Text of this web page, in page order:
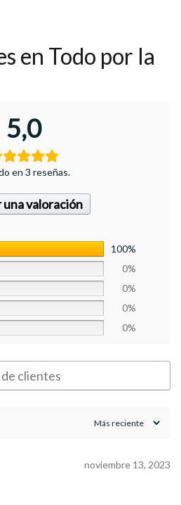
en Todo por la
5,0
en 3 reseñas.
una valoración
100%
0%
0%
0%
0%
noviembre 13, 2023